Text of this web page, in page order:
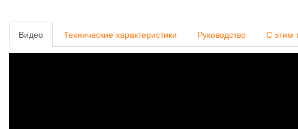
Видео Технические характеристики Руководство С этим